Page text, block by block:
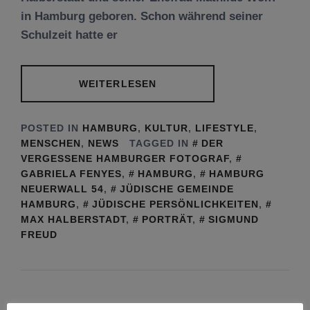
in Hamburg geboren. Schon während seiner
Schulzeit hatte er
WEITERLESEN
POSTED IN HAMBURG, KULTUR, LIFESTYLE,
MENSCHEN, NEWS TAGGED IN
DER
VERGESSENE HAMBURGER FOTOGRAF,
GABRIELA FENYES, HAMBURG,
HAMBURG
NEUERWALL 54,
JÜDISCHE GEMEINDE
HAMBURG, JÜDISCHE PERSÖNLICHKEITEN,
MAX HALBERSTADT, PORTRÄT,
SIGMUND
FREUD